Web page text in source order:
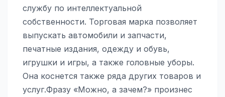
службу по интеллектуальной
собственности. Торговая марка позволяет
выпускать автомобили и запчасти,
печатные издания, одежду и обувь,
игрушки и игры, а также головные уборы.
Она коснется также ряда других товаров и
услуг.Фразу «Можно, а зачем?» произнес